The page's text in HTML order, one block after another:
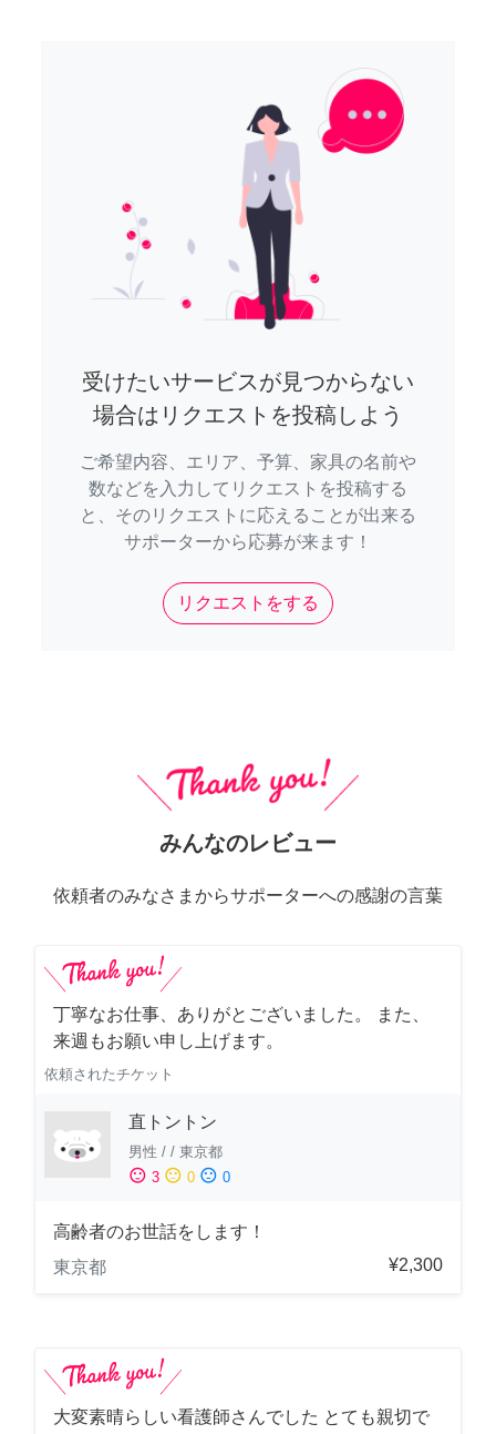
受けたいサービスが見つからない
場合はリクエストを投稿しよう
ご希望内容、エリア、予算、家具の名前や
数などを入力してリクエストを投稿する
と、そのリクエストに応えることが出来る
サポーターから応募が来ます！
リクエストをする
みんなのレビュー
依頼者のみなさまからサポーターへの感謝の言葉
丁寧なお仕事、ありがとございました。 また、
来週もお願い申し上げます。
依頼されたチケット
直トントン
男性 / / 東京都
sentiment_satisfied 3 sentiment_neutral 0 sentiment_dissatisfied 0
高齢者のお世話をします！
東京都
¥2,300
大変素晴らしい看護師さんでした とても親切で